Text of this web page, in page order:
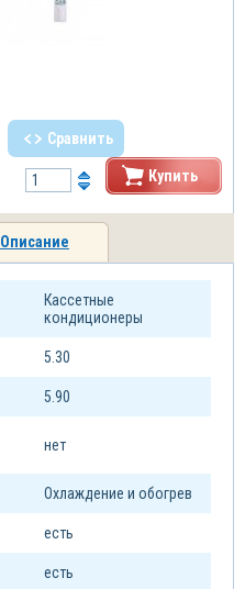
Сравнить
Купить
Описание
Кассетные
кондиционеры
5.30
5.90
нет
Охлаждение и обогрев
есть
есть